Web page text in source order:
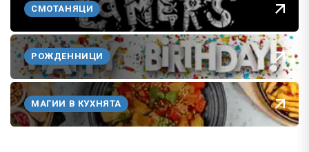
СМОТАНЯЦИ
РОЖДЕННИЦИ
МАГИИ В КУХНЯТА